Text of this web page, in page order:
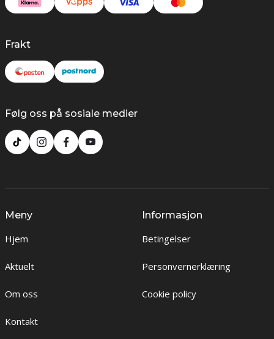
Frakt
Følg oss på sosiale medier
Meny
Hjem
Aktuelt
Om oss
Kontakt
Informasjon
Betingelser
Personvernerklæring
Cookie policy